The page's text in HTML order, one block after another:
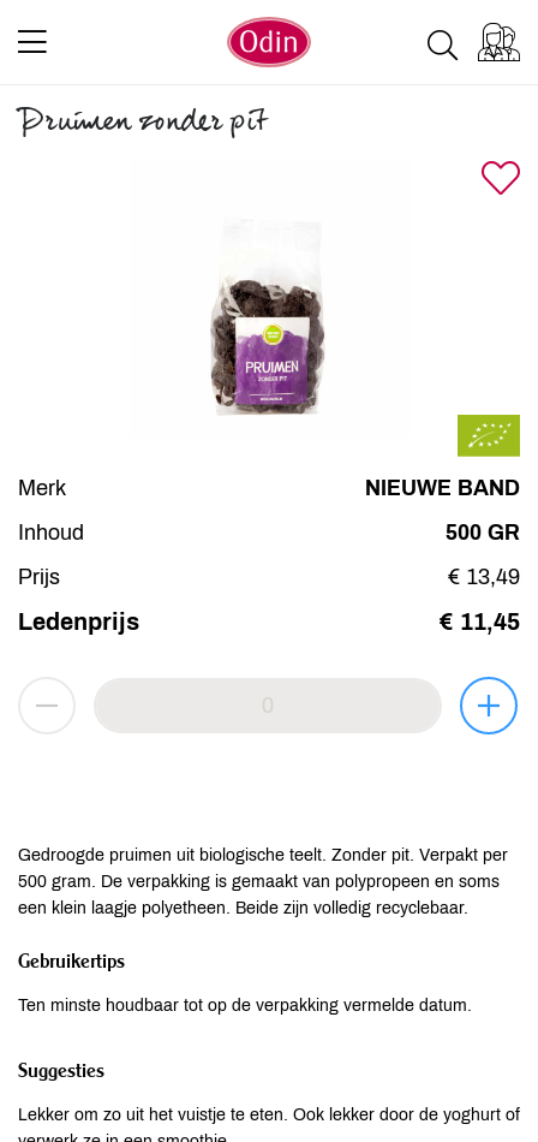
Pruimen zonder pit
Merk
NIEUWE BAND
Inhoud
500 GR
Prijs
€ 13,49
Ledenprijs € 11,45
Gedroogde pruimen uit biologische teelt. Zonder pit. Verpakt per
500 gram. De verpakking is gemaakt van polypropeen en soms
een klein laagje polyetheen. Beide zijn volledig recyclebaar.
Gebruikertips
Ten minste houdbaar tot op de verpakking vermelde datum.
Suggesties
Lekker om zo uit het vuistje te eten. Ook lekker door de yoghurt of